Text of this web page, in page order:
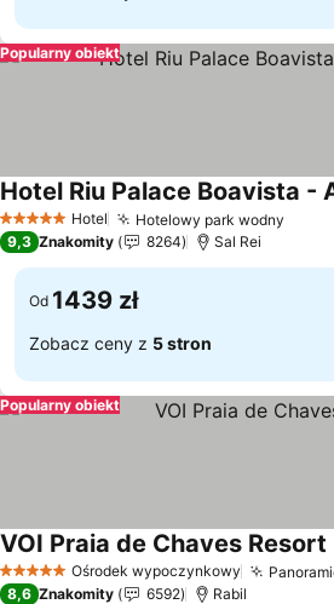
Popularny obiekt
5 KategoriaHotel Hotelowy park wodny
Hotel Riu Palace Boavista -
9,3 Znakomity 8264 Sal Rei
Od 1439 zł
Zobacz ceny z 5 stron
Popularny obiekt
5 KategoriaOśrodek wypoczynkowy
VOI Praia de Chaves Resort
8,6 Znakomity 6592 Rabil